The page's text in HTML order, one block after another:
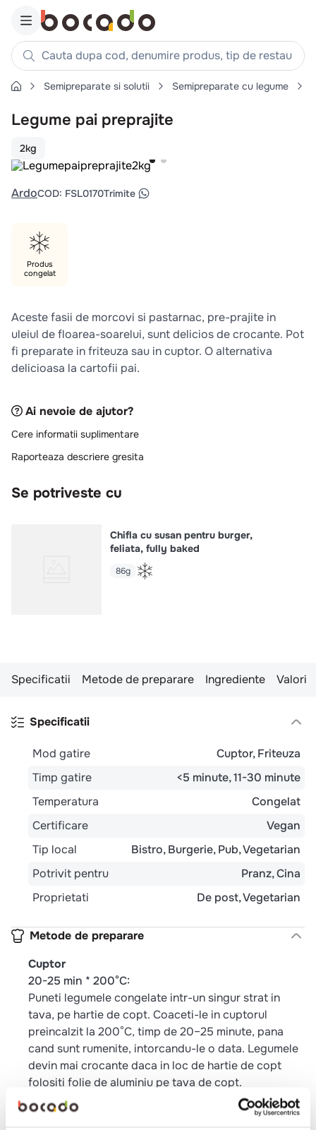
Cauta dupa cod, denumire produs, tip de restaurant,
Căutări populare
1. cartofi
.
3. pui
4. chifle
coaste
aripi
ceafa
10.pizza
Semipreparate si solutii Semipreparate cu legume
Legume pai preprajite
2kg
ArdoCOD: FSL0170Trimite
Produs
congelat
Aceste fasii de morcovi si pastarnac, pre-prajite in
uleiul de floarea-soarelui, sunt delicios de crocante. Pot
fi preparate in friteuza sau in cuptor. O alternativa
delicioasa la cartofii pai.
Ai nevoie de ajutor?
Cere informatii suplimentare
Raporteaza descriere gresita
Se potriveste cu
Chifla cu susan pentru burger,
feliata, fully baked
86g
Specificatii Metode de preparare Ingrediente Valori
Specificatii
Mod gatire Cuptor Friteuza
Timp gatire
<5 minute 11-30 minute
Temperatura
Congelat
Certificare
Vegan
Tip local
Bistro Burgerie Pub Vegetarian
Potrivit pentru
Pranz Cina
Proprietati
De post Vegetarian
Metode de preparare
Cuptor
20-25 min * 200°C:
Puneti legumele congelate intr-un singur strat in
tava, pe hartie de copt. Coaceti-le in cuptorul
preincalzit la 200°C, timp de 20–25 minute, pana
cand sunt rumenite, intorcandu-le o data. Legumele
devin mai crocante daca in loc de hartie de copt
folositi folie de aluminiu pe tava de copt.
Friteuza
3-4 min * 175°C: